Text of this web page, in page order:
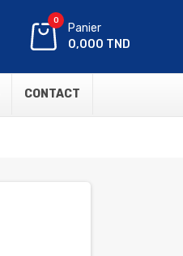
0
Panier
0,000 TND
CONTACT